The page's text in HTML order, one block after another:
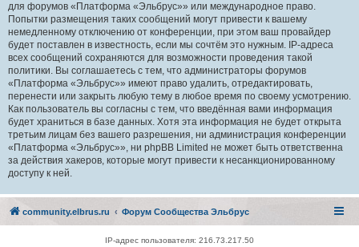
для форумов «Платформа «Эльбрус»» или международное право.
Попытки размещения таких сообщений могут привести к вашему
немедленному отключению от конференции, при этом ваш провайдер
будет поставлен в известность, если мы сочтём это нужным. IP-адреса
всех сообщений сохраняются для возможности проведения такой
политики. Вы соглашаетесь с тем, что администраторы форумов
«Платформа «Эльбрус»» имеют право удалить, отредактировать,
перенести или закрыть любую тему в любое время по своему усмотрению.
Как пользователь вы согласны с тем, что введённая вами информация
будет храниться в базе данных. Хотя эта информация не будет открыта
третьим лицам без вашего разрешения, ни администрация конференции
«Платформа «Эльбрус»», ни phpBB Limited не может быть ответственна
за действия хакеров, которые могут привести к несанкционированному
доступу к ней.
community.elbrus.ru Форум Сообщества Эльбрус
IP-адрес пользователя: 216.73.217.50